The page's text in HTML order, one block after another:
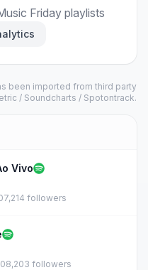
Friday playlists
been imported from third party
/ Soundcharts / Spotontrack.
Vivo
followers
followers